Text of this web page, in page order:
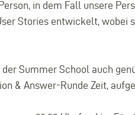
in dem Fall unsere
Stories entwickelt,
Summer School auch
& Answer-Runde Zeit,